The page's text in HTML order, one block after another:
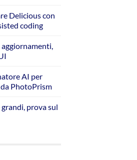
Delicious con
coding
AI per
PhotoPrism
prova sul